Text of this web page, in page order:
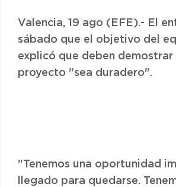
Valencia, 19 ago (EFE).- El
sábado que el objetivo del
explicó que deben
proyecto "sea duradero".
"Tenemos una oportunidad
llegado para quedarse.